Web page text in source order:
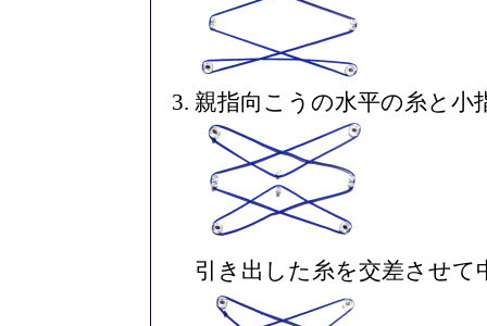
親指向こうの水平の糸と小
引き出した糸を交差させて